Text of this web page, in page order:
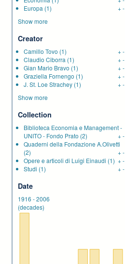
Europa (1) +-
Show more
Creator
Camillo Tovo (1) +-
Claudio Ciborra (1) +-
Gian Mario Bravo (1) +-
Graziella Fornengo (1) +-
J. St. Loe Strachey (1) +-
Show more
Collection
Biblioteca Economia e Management -
UNITO - Fondo Prato (2) +-
Quaderni della Fondazione A.Olivetti
(2)
+-
Opere e articoli di Luigi Einaudi (1) +-
Studi (1) +-
Date
1916 -2006
(decades)